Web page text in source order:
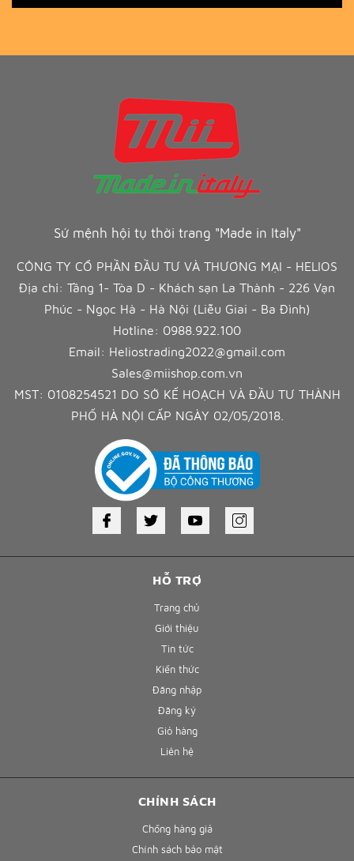
HỖ TRỢ
Trang chủ
Giới thiệu
Tin tức
Kiến thức
Đăng nhập
Đăng ký
Giỏ hàng
Liên hệ
Sứ mệnh hội tụ thời trang "Made in Italy"
CÔNG TY CỔ PHẦN ĐẦU TƯ VÀ THƯƠNG MẠI - HELIOS
Địa chỉ: Tầng 1- Tòa D - Khách sạn La Thành - 226 Vạn
Phúc - Ngọc Hà - Hà Nội (Liễu Giai - Ba Đình)
Hotline: 0988.922.100
Email: Heliostrading2022@gmail.com
Sales@miishop.com.vn
MST: 0108254521 DO SỞ KẾ HOẠCH VÀ ĐẦU TƯ THÀNH
PHỐ HÀ NỘI CẤP NGÀY 02/05/2018.
CHÍNH SÁCH
Chống hàng giả
Chính sách bảo mật